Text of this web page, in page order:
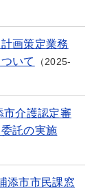
画策定業務
いて
2025-
市介護認定審
託の実施
添市市民課窓